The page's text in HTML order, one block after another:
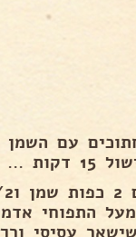
...
להוסיף מעל